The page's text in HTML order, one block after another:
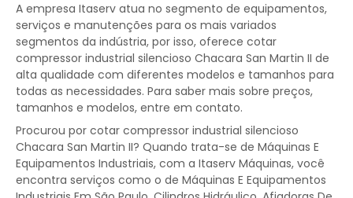
A empresa Itaserv atua no segmento de equipamentos,
serviços e manutenções para os mais variados
segmentos da indústria, por isso, oferece cotar
compressor industrial silencioso Chacara San Martin II de
alta qualidade com diferentes modelos e tamanhos para
todas as necessidades. Para saber mais sobre preços,
tamanhos e modelos, entre em contato.
Procurou por cotar compressor industrial silencioso
Chacara San Martin II? Quando trata-se de Máquinas E
Equipamentos Industriais, com a Itaserv Máquinas, você
encontra serviços como o de Máquinas E Equipamentos